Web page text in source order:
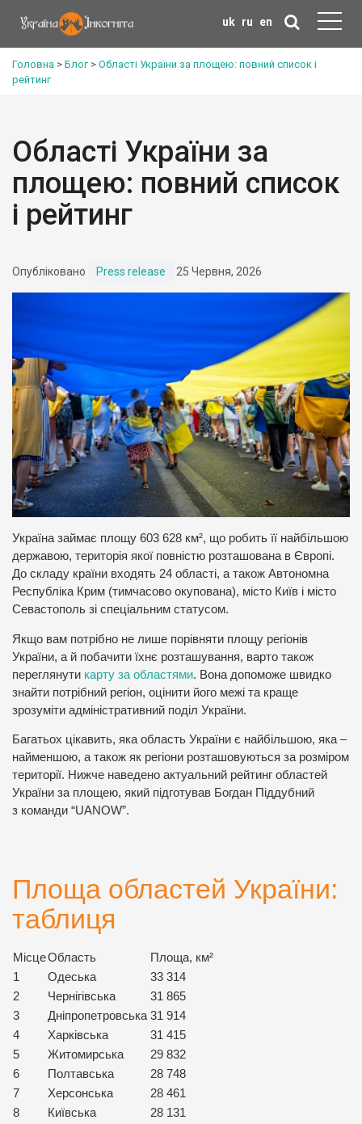
uk ru en
Головна > Блог> Області України за площею: повний список і
рейтинг
Області України за
площею: повний список
і рейтинг
Опубліковано Press release 25 Червня, 2026
Україна займає площу 603 628 км², що робить її найбільшою
державою, територія якої повністю розташована в Європі.
До складу країни входять 24 області, а також Автономна
Республіка Крим (тимчасово окупована), місто Київ і місто
Севастополь зі спеціальним статусом.
Якщо вам потрібно не лише порівняти площу регіонів
України, а й побачити їхнє розташування, варто також
переглянути карту за областями. Вона допоможе швидко
знайти потрібний регіон, оцінити його межі та краще
зрозуміти адміністративний поділ України.
Багатьох цікавить, яка область України є найбільшою, яка –
найменшою, а також як регіони розташовуються за розміром
території. Нижче наведено актуальний рейтинг областей
України за площею, який підготував Богдан Піддубний
з команди “UANOW”.
Площа областей України:
таблиця
МісцеОбласть
Площа, км²
1
Одеська
33 314
2
Чернігівська
31 865
3
Дніпропетровська 31 914
4
Харківська
31 415
5
Житомирська
29 832
6
Полтавська
28 748
7
Херсонська
28 461
8
Київська
28 131